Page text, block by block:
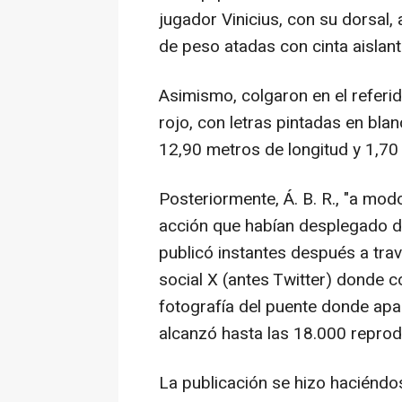
jugador Vinicius, con su
de peso atadas con cinta
Asimismo, colgaron en el
rojo, con letras pintadas en
12,90 metros de longitud y
Posteriormente, Á. B. R., "a
acción que habían desplegado
publicó instantes después a
social X (antes Twitter) donde
fotografía del puente donde
alcanzó hasta las 18.000
La publicación se hizo